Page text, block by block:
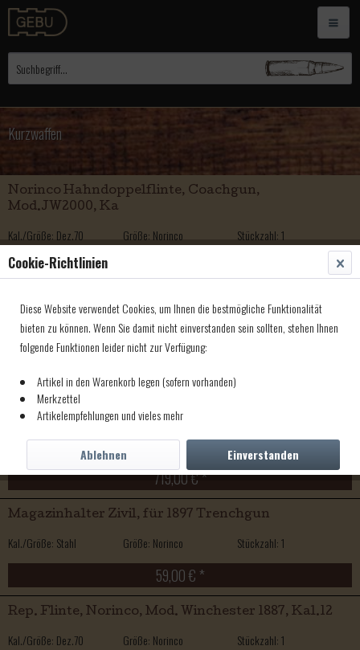
Kurzwaffen
Norinco Hahndoppelflinte, Coachgun,
Mod.JW2000, Ka
Kal./Größe: Dez.70 Größe: Norinco Stückzahl: 1
Pedersoli HDF, Coach Gun, Mod.Colt 1878 Wyatt
Kal./Größe: Dez.76 Größe: Pedersoli
1.640,00 € *
Rep. Flinte, Norinco, Mod. Winchester 1897, Kal.12
Kal./Größe: Dez.70 Größe: Norinco
719,00 € *
Magazinhalter Zivil, für 1897 Trenchgun
Kal./Größe: Stahl Größe: Norinco Stückzahl: 1
59,00 € *
Rep. Flinte, Norinco, Mod. Winchester 1887, Kal.12
Kal./Größe: Dez.70 Größe: Norinco Stückzahl: 1
Cookie-Richtlinien
Diese Website verwendet Cookies, um Ihnen die bestmögliche Funktionalität
bieten zu können. Wenn Sie damit nicht einverstanden sein sollten, stehen Ihnen
folgende Funktionen leider nicht zur Verfügung:
Artikel in den Warenkorb legen (sofern vorhanden)
Merkzettel
Artikelempfehlungen und vieles mehr
Einverstanden
Ablehnen